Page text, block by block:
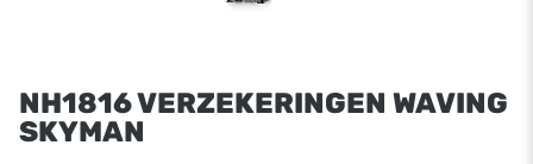
NH1816 VERZEKERINGEN WAVING
SKYMAN